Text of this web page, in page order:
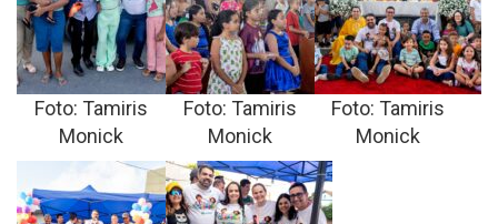
Foto: Tamiris
Monick
Foto: Tamiris
Monick
Foto: Tamiris
Monick